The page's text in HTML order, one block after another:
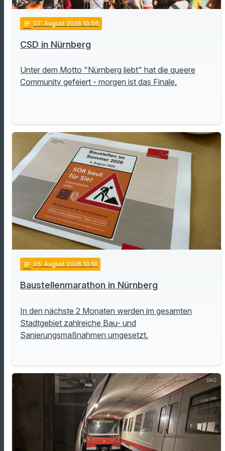
notes 07. August 2026 10:56
CSD in Nürnberg
Unter dem Motto "Nürnberg liebt" hat die queere
Community gefeiert - morgen ist das Finale.
notes 05. August 2026 10:18
Baustellenmarathon in Nürnberg
In den nächste 2 Monaten werden im gesamten
Stadtgebiet zahlreiche Bau- und
Sanierungsmaßnahmen umgesetzt.
VAG